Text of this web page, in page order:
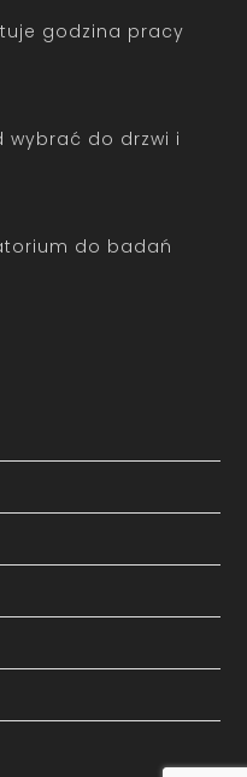
godzina pracy
wybrać do drzwi i
do badań